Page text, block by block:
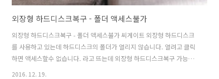
외장형 하드디스크복구 - 폴더 액세스불가
외장형 하드디스크복구 - 폴더 액세스불가 씨게이트 외장형 하드디스크
를 사용하고 있는데 하드디스크의 폴더가 열리지 않습니다. 열려고 클릭
하면 액세스할수 없습니다. 라고 뜨는데 외장형 하드디스크복구 가능한
가요? 입고내역 입고: 충남 공주시 택배접수 손상매체명: Seagate
2016. 12. 19.